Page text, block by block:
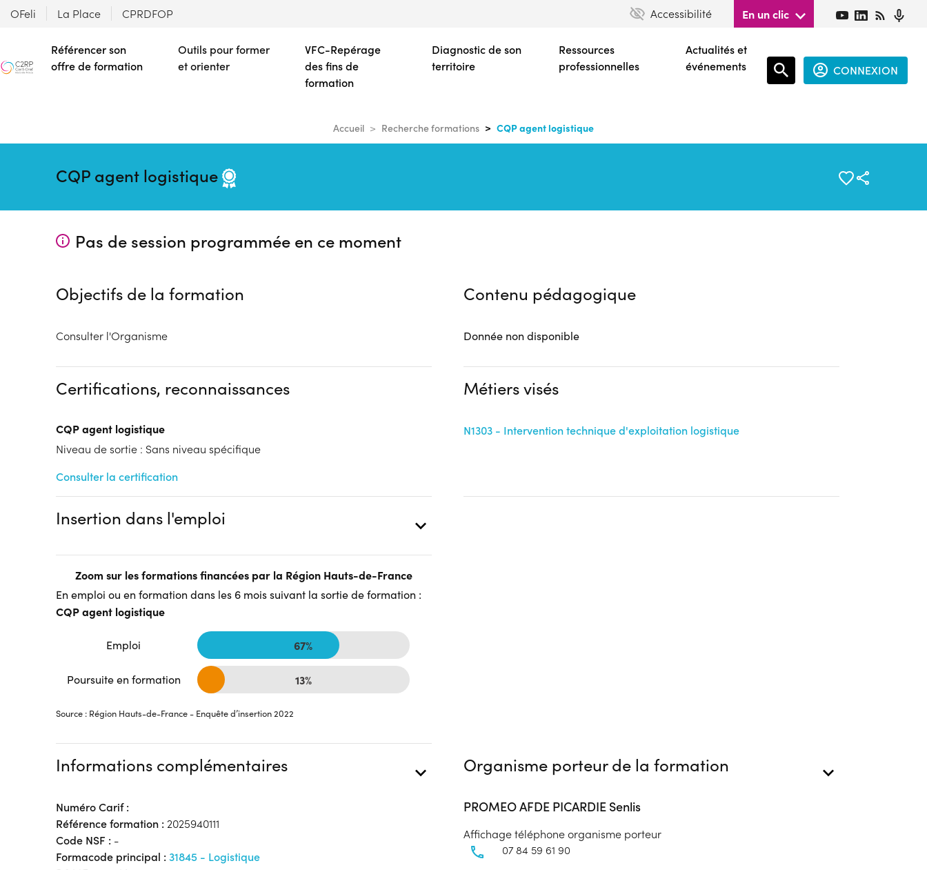
contenu
principal
OFeli La Place CPRDFOP Accessibilité En un clic
Référencer son
offre de formation
Outils pour former
et orienter
VFC-Repérage
des fins de
formation
Diagnostic de son
territoire
Ressources
professionnelles
Actualités et
événements
CONNEXION
Accueil Recherche formations CQP agent logistique
CQP agent logistique
Pas de session programmée en ce moment
Objectifs de la formation
Consulter l'Organisme
Contenu pédagogique
Donnée non disponible
Certifications, reconnaissances
CQP agent logistique
Niveau de sortie : Sans niveau spécifique
Consulter la certification
Métiers visés
N1303 - Intervention technique d'exploitation logistique
Insertion dans l'emploi
Zoom sur les formations financées par la Région Hauts-de-France
En emploi ou en formation dans les 6 mois suivant la sortie de formation :
CQP agent logistique
Emploi 67%
Poursuite en formation 13%
Source : Région Hauts-de-France - Enquête d’insertion 2022
Informations complémentaires
Numéro Carif :
Référence formation : 2025940111
Code NSF : -
Formacode principal : 31845 - Logistique
Organisme porteur de la formation
PROMEO AFDE PICARDIE Senlis
Affichage téléphone organisme porteur
07 84 59 61 90